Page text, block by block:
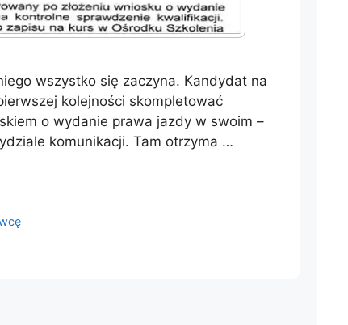
wszystko się zaczyna. Kandydat na
kolejności skompletować
o wydanie prawa jazdy w swoim –
komunikacji. Tam otrzyma …